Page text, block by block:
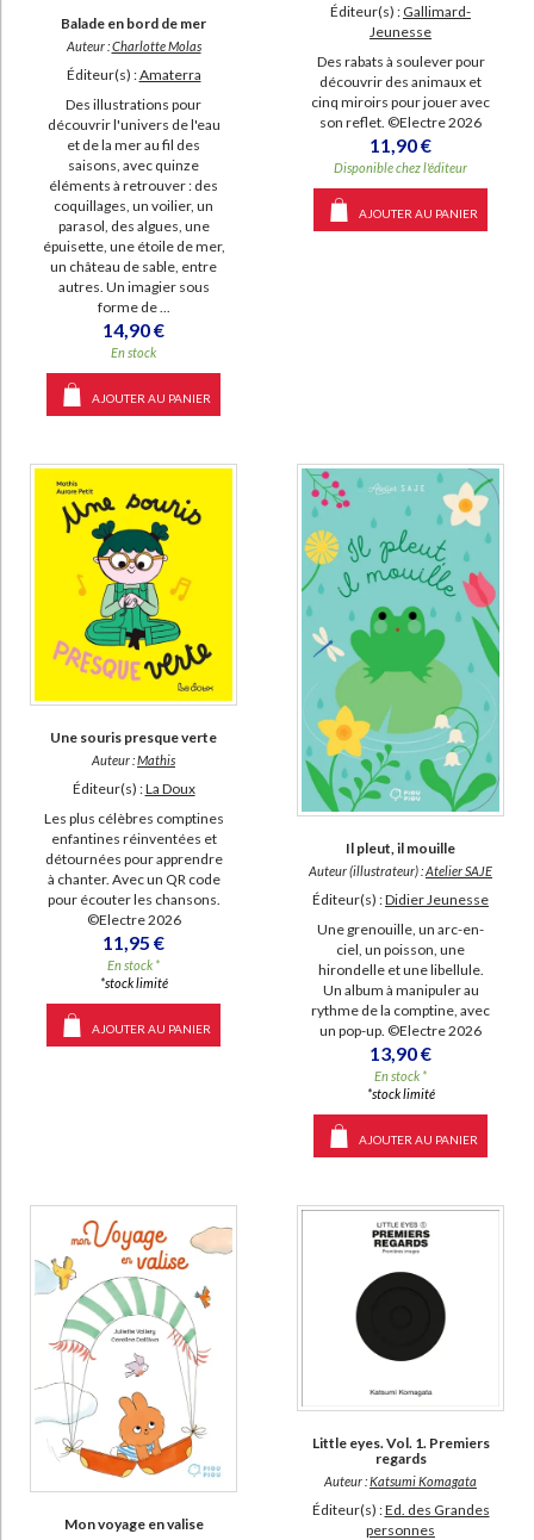
Balade en bord de mer
Auteur :Charlotte Molas
Éditeur(s) :Amaterra
Des illustrations pour
découvrir l'univers de l'eau
et de la mer au fil des
saisons, avec quinze
éléments à retrouver : des
coquillages, un voilier, un
parasol, des algues, une
épuisette, une étoile de mer,
un château de sable, entre
autres. Un imagier sous
forme de ...
14,90 €
En stock
AJOUTER AU PANIER
Éditeur(s) : Gallimard-
Jeunesse
Des rabats à soulever pour
découvrir des animaux et
cinq miroirs pour jouer avec
son reflet. ©Electre 2026
11,90 €
Disponible chez l'éditeur
AJOUTER AU PANIER
Une souris presque verte
Auteur :Mathis
Éditeur(s) :La Doux
Les plus célèbres comptines
enfantines réinventées et
détournées pour apprendre
à chanter. Avec un QR code
pour écouter les chansons.
©Electre 2026
11,95 €
En stock *
*stock limité
AJOUTER AU PANIER
Il pleut, il mouille
Auteur (illustrateur) :Atelier SAJE
Éditeur(s) :Didier Jeunesse
Une grenouille, un arc-en-
ciel, un poisson, une
hirondelle et une libellule.
Un album à manipuler au
rythme de la comptine, avec
un pop-up. ©Electre 2026
13,90 €
En stock *
*stock limité
AJOUTER AU PANIER
Mon voyage en valise
Little eyes. Vol. 1. Premiers
regards
Auteur :Katsumi Komagata
Éditeur(s) :Ed. des Grandes
personnes